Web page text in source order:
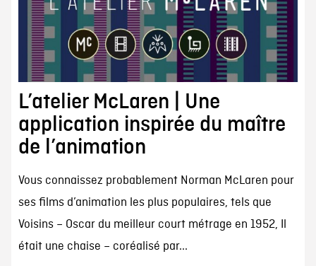
L’atelier McLaren | Une
application inspirée du maître
de l’animation
Vous connaissez probablement Norman McLaren pour
ses films d’animation les plus populaires, tels que
Voisins – Oscar du meilleur court métrage en 1952, Il
était une chaise – coréalisé par...